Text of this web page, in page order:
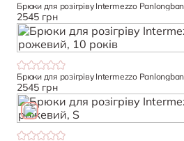
Брюки для розігріву Intermezzo
2545 грн
Брюки для розігріву Intermezzo
2545 грн